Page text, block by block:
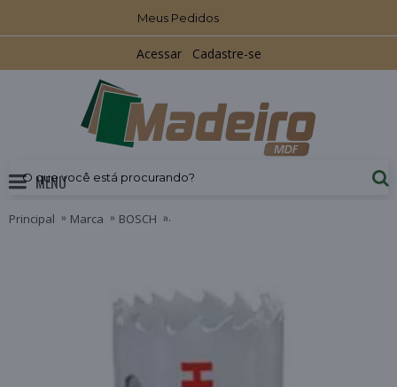
Meus Pedidos
Acessar Cadastre-se
MENU
Principal Marca BOSCH